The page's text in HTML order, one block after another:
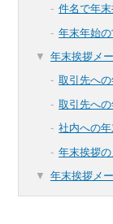
件名で年
年末年始
年末挨拶メ
取引先への
取引先への
社内への
年末挨拶
年末挨拶メ